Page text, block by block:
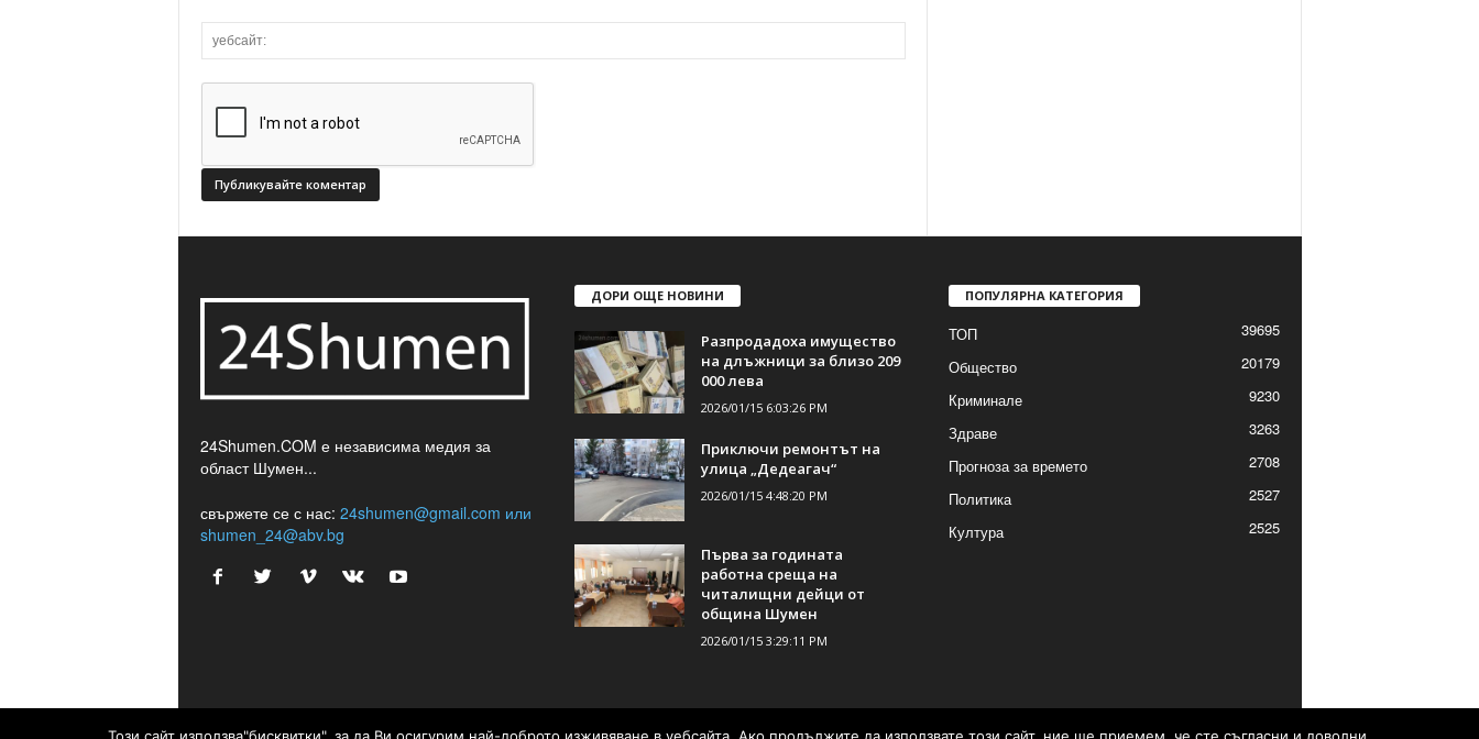
24Shumen.COM е независима медия за
област Шумен...
свържете се с нас: 24shumen@gmail.com или
shumen_24@abv.bg
ДОРИ ОЩЕ НОВИНИ
Разпродадоха имущество
на длъжници за близо 209
000 лева
2026/01/15 6:03:26 PM
Приключи ремонтът на
улица „Дедеагач“
2026/01/15 4:48:20 PM
Първа за годината
работна среща на
читалищни дейци от
община Шумен
2026/01/15 3:29:11 PM
ПОПУЛЯРНА КАТЕГОРИЯ
ТОП
39695
Общество
20179
Криминале
9230
Здраве
3263
Прогноза за времето
2708
Политика
2527
Култура
2525